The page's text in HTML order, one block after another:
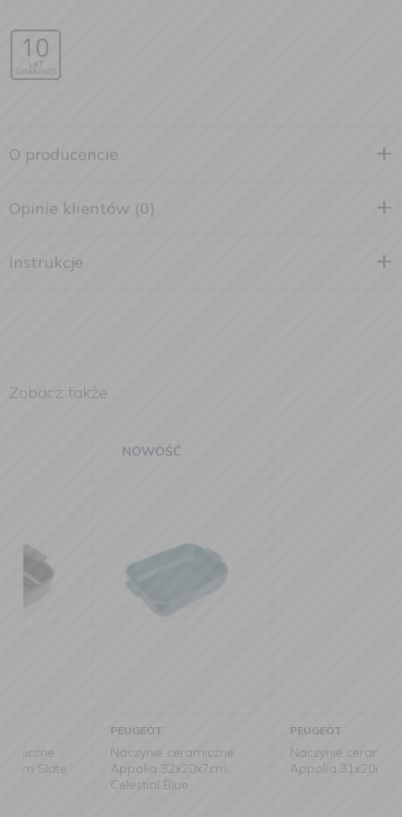
O producencie
Opinie klientów (0)
Instrukcje
Zobacz także
Naczynie ceramiczne
Appolia 32x20x7cm
Celestial Blue
Naczynie ceramiczne
Appolia 31x20cm Slate